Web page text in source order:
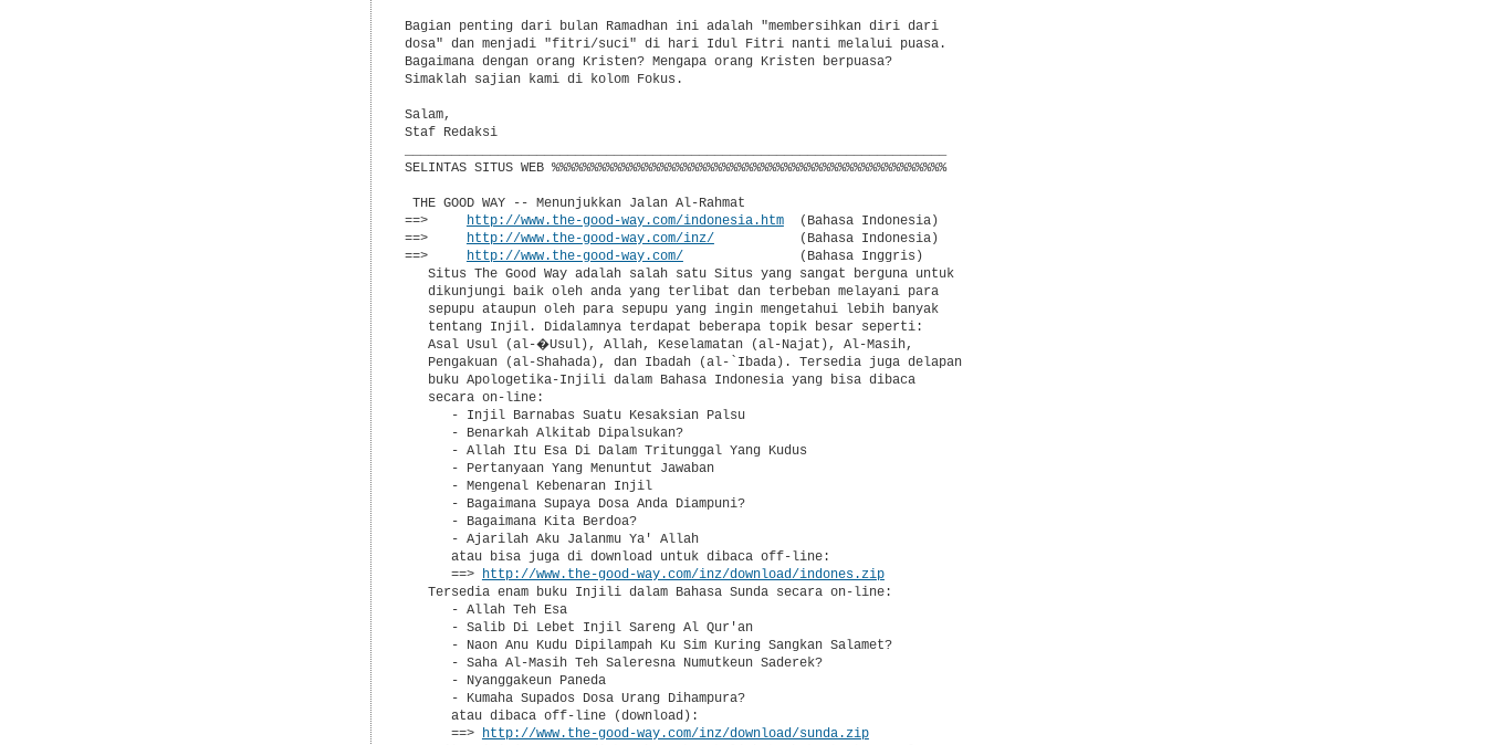
Bagian penting dari bulan Ramadhan ini adalah "membersihkan diri dari
dosa" dan menjadi "fitri/suci" di hari Idul Fitri nanti melalui puasa.
Bagaimana dengan orang Kristen? Mengapa orang Kristen berpuasa?
Simaklah sajian kami di kolom Fokus.
Salam,
Staf Redaksi
SELINTAS SITUS WEB %%%%%%%%%%%%%%%%%%%%%%%%%%%%%%%%%%%%%%%%%%%%%%%%%%%
THE GOOD WAY -- Menunjukkan Jalan Al-Rahmat
==>
http://www.the-good-way.com/indonesia.htm
  (Bahasa Indonesia)
==>
http://www.the-good-way.com/inz/
           (Bahasa Indonesia)
==>
http://www.the-good-way.com/
               (Bahasa Inggris)
   Situs The Good Way adalah salah satu Situs yang sangat berguna untuk
   dikunjungi baik oleh anda yang terlibat dan terbeban melayani para
   sepupu ataupun oleh para sepupu yang ingin mengetahui lebih banyak
   tentang Injil. Didalamnya terdapat beberapa topik besar seperti:
   Asal Usul (al-�Usul), Allah, Keselamatan (al-Najat), Al-Masih,
   Pengakuan (al-Shahada), dan Ibadah (al-`Ibada). Tersedia juga delapan
   buku Apologetika-Injili dalam Bahasa Indonesia yang bisa dibaca
   secara on-line:
      - Injil Barnabas Suatu Kesaksian Palsu
      - Benarkah Alkitab Dipalsukan?
      - Allah Itu Esa Di Dalam Tritunggal Yang Kudus
      - Pertanyaan Yang Menuntut Jawaban
      - Mengenal Kebenaran Injil
      - Bagaimana Supaya Dosa Anda Diampuni?
      - Bagaimana Kita Berdoa?
      - Ajarilah Aku Jalanmu Ya' Allah
      atau bisa juga di download untuk dibaca off-line:
      ==>
http://www.the-good-way.com/inz/download/indones.zip
   Tersedia enam buku Injili dalam Bahasa Sunda secara on-line:
      - Allah Teh Esa
      - Salib Di Lebet Injil Sareng Al Qur'an
      - Naon Anu Kudu Dipilampah Ku Sim Kuring Sangkan Salamet?
      - Saha Al-Masih Teh Saleresna Numutkeun Saderek?
      - Nyanggakeun Paneda
      - Kumaha Supados Dosa Urang Dihampura?
      atau dibaca off-line (download):
      ==>
http://www.the-good-way.com/inz/download/sunda.zip